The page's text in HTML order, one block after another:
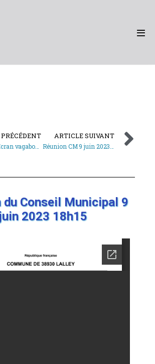
Cinéma : Écran vagabond du Trièves
ARTICLE SUIVANT
du Conseil Municipal 9
juin 2023 18h15